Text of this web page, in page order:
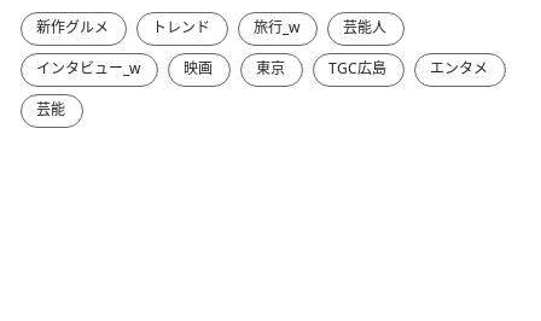
新作グルメ トレンド 旅行_w
芸能人
インタビュー_w
映画 東京 TGC広島
エンタメ
芸能